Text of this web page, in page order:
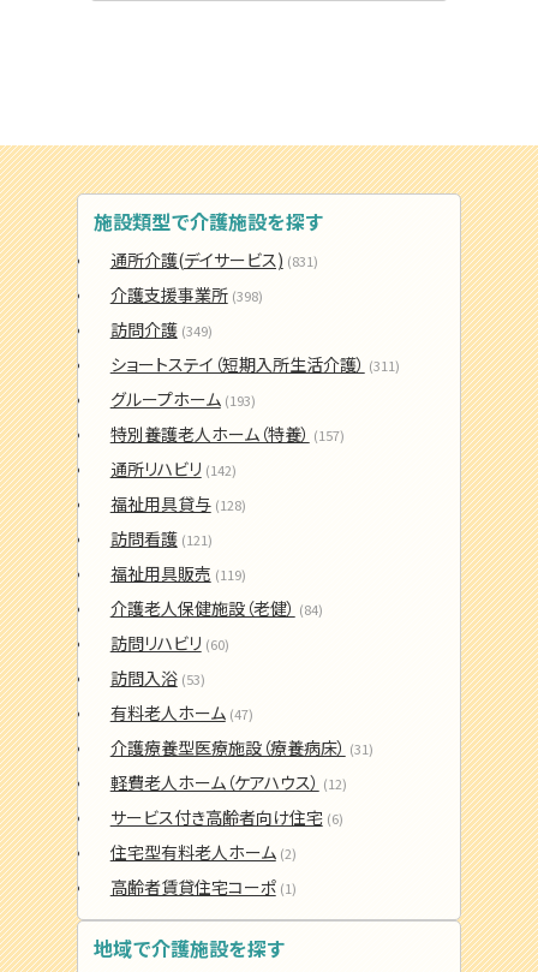
施設類型で介護施設を探す
通所介護(デイサービス) (831)
介護支援事業所 (398)
訪問介護 (349)
ショートステイ（短期入所生活介護） (311)
グループホーム (193)
特別養護老人ホーム（特養） (157)
通所リハビリ (142)
福祉用具貸与 (128)
訪問看護 (121)
福祉用具販売 (119)
介護老人保健施設（老健） (84)
訪問リハビリ (60)
訪問入浴 (53)
有料老人ホーム (47)
介護療養型医療施設（療養病床） (31)
軽費老人ホーム（ケアハウス） (12)
サービス付き高齢者向け住宅 (6)
住宅型有料老人ホーム (2)
高齢者賃貸住宅コーポ (1)
地域で介護施設を探す